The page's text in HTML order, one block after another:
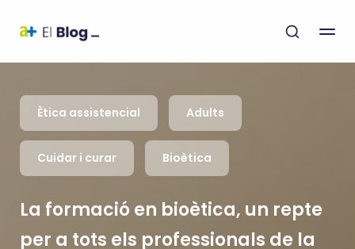
Ètica assistencial Adults
Cuidar i curar Bioètica
La formació en bioètica, un repte
per a tots els professionals de la